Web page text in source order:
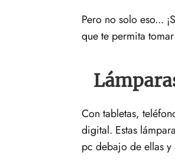
Pero no solo eso...
que te permita
Con tabletas,
digital. Estas
pc debajo de ellas y